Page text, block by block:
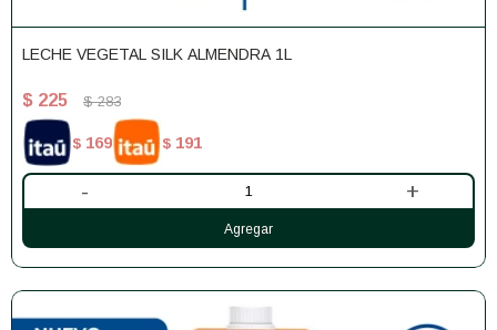
LECHE VEGETAL SILK ALMENDRA 1L
$ 225 $ 283
$ 169 $ 191
- +